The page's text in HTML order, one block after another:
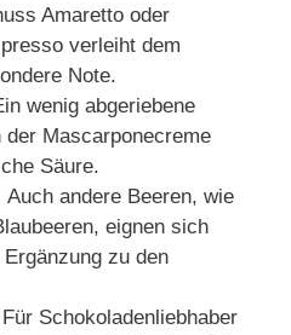
Amaretto oder
verleiht dem
Note.
wenig abgeriebene
Mascarponecreme
Säure.
Auch andere Beeren, wie
eignen sich
zu den
Für Schokoladenliebhaber